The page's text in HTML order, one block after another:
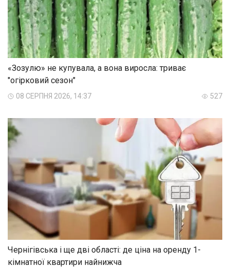
«Зозулю» не купувала, а вона виросла: триває
"огірковий сезон"
08 СЕРПНЯ 2026, 14:37 527
Чернігівська і ще дві області: де ціна на оренду 1-
кімнатної квартири найнижча